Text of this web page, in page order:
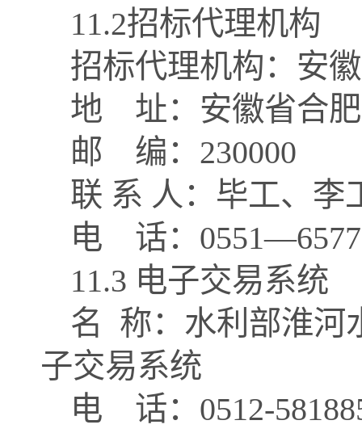
11.2招标代理机构
招标代理机构： 安
地
址：安徽省合
邮
编： 230000
联 系 人： 毕工、 李
电
话： 0551—
11.3 电子交易系统
名 称：水利部淮河
子交易系统
电
话： 0512-